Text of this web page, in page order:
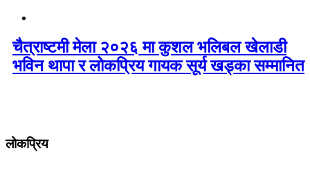
चैत्राष्टमी मेला २०२६ मा कुशल भलिबल खेलाडी
भविन थापा र लोकप्रिय गायक सूर्य खड्का सम्मानित
लोकप्रिय